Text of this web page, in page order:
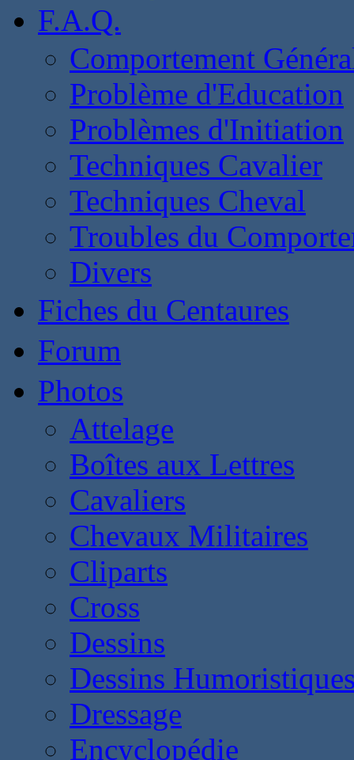
F.A.Q.
Comportement
Problème d'Education
Problèmes d'Initiation
Techniques Cavalier
Techniques Cheval
Troubles du
Divers
Fiches du Centaures
Forum
Photos
Attelage
Boîtes aux Lettres
Cavaliers
Chevaux Militaires
Cliparts
Cross
Dessins
Dessins
Dressage
Encyclopédie